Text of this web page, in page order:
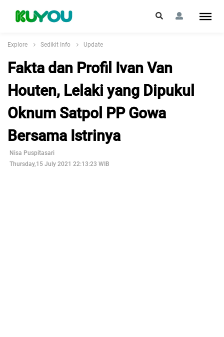
Explore Sedikit Info Update
Fakta dan Profil Ivan Van
Houten, Lelaki yang Dipukul
Oknum Satpol PP Gowa
Bersama Istrinya
Nisa Puspitasari
Thursday,15 July 2021 22:13:23 WIB